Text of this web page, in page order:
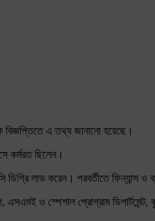
বিজ্ঞপ্তিতে এ তথ্য জানানো হয়েছে।
কর্মরত ছিলেন।
লাভ করেন। পরবর্তীতে ফিন্যান্স ও
ও স্পেশাল প্রোগ্রাম ডিপার্টমেন্ট,